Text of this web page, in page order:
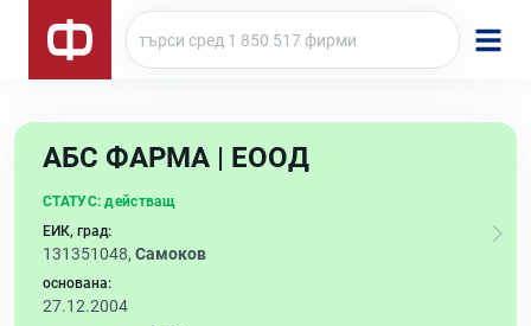
АБС ФАРМА | ЕООД
СТАТУС: действащ
ЕИК, град:
131351048, Самоков
основана:
27.12.2004